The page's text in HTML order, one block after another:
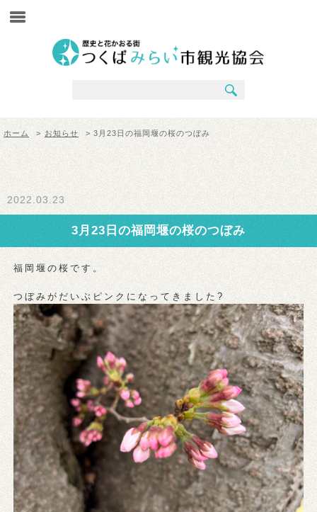
ホーム > お知らせ > 3月23日の福岡堰の桜のつぼみ
2022.03.23
3月23日の福岡堰の桜のつぼみ
福岡堰の桜です。
つぼみがだいぶピンクになってきました?